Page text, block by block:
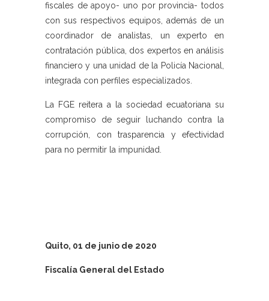
fiscales de apoyo- uno por provincia- todos
con sus respectivos equipos, además de un
coordinador de analistas, un experto en
contratación pública, dos expertos en análisis
financiero y una unidad de la Policía Nacional,
integrada con perfiles especializados.
La FGE reitera a la sociedad ecuatoriana su
compromiso de seguir luchando contra la
corrupción, con trasparencia y efectividad
para no permitir la impunidad.
Quito, 01 de junio de 2020
Fiscalía General del Estado